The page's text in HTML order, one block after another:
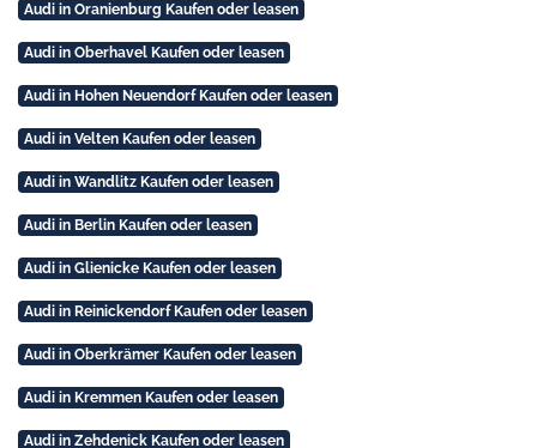
Audi in Oranienburg Kaufen oder leasen
Audi in Oberhavel Kaufen oder leasen
Audi in Hohen Neuendorf Kaufen oder leasen
Audi in Velten Kaufen oder leasen
Audi in Wandlitz Kaufen oder leasen
Audi in Berlin Kaufen oder leasen
Audi in Glienicke Kaufen oder leasen
Audi in Reinickendorf Kaufen oder leasen
Audi in Oberkrämer Kaufen oder leasen
Audi in Kremmen Kaufen oder leasen
Audi in Zehdenick Kaufen oder leasen